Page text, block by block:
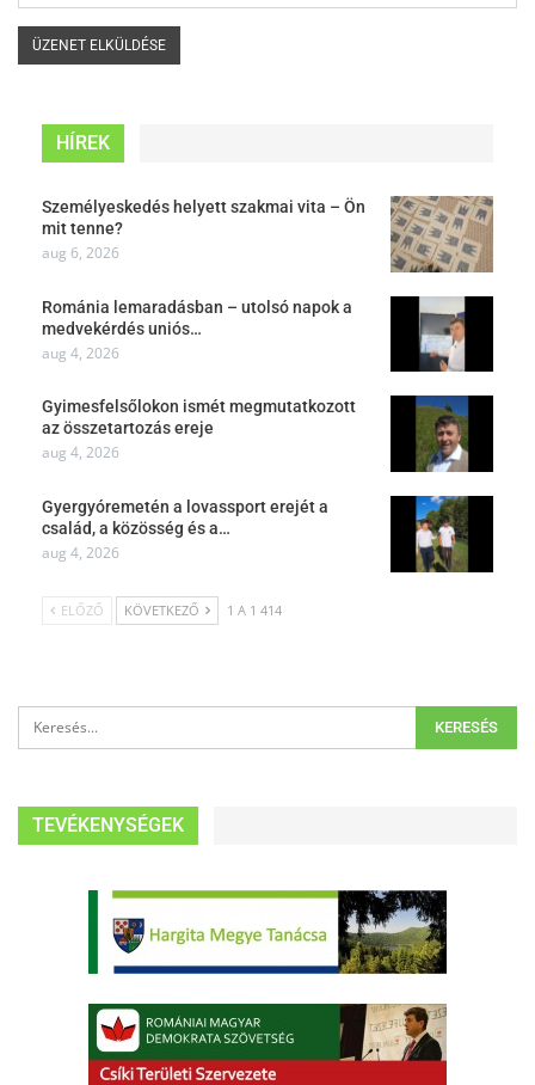
HÍREK
Személyeskedés helyett szakmai vita – Ön
mit tenne?
aug 6, 2026
Románia lemaradásban – utolsó napok a
medvekérdés uniós…
aug 4, 2026
Gyimesfelsőlokon ismét megmutatkozott
az összetartozás ereje
aug 4, 2026
Gyergyóremetén a lovassport erejét a
család, a közösség és a…
aug 4, 2026
ELŐZŐ KÖVETKEZŐ 1 A 1 414
TEVÉKENYSÉGEK